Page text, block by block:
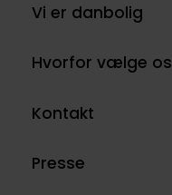
Vi er danbolig
Hvorfor vælge os
Kontakt
Presse